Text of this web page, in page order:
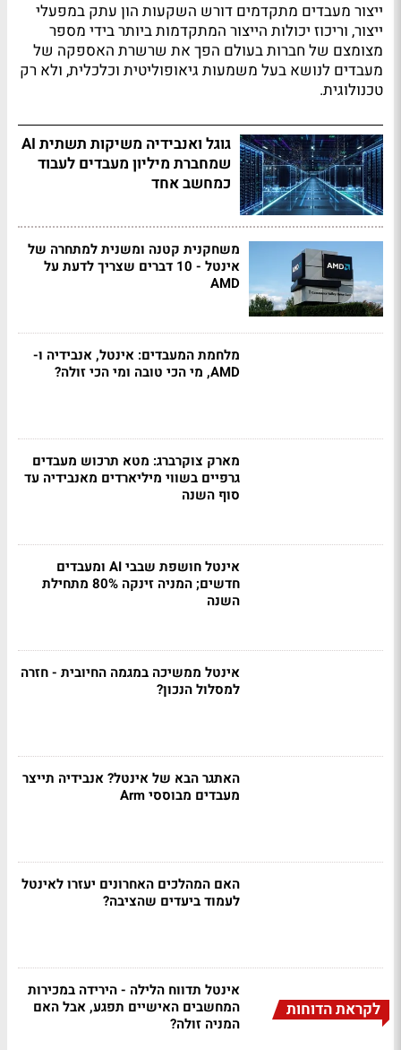
ייצור מעבדים מתקדמים דורש השקעות הון עתק במפעלי
ייצור, וריכוז יכולות הייצור המתקדמות ביותר בידי מספר
מצומצם של חברות בעולם הפך את שרשרת האספקה של
מעבדים לנושא בעל משמעות גיאופוליטית וכלכלית, ולא רק
טכנולוגית.
גוגל ואנבידיה משיקות תשתית AI
שמחברת מיליון מעבדים לעבוד
כמחשב אחד
משחקנית קטנה ומשנית למתחרה של
אינטל - 10 דברים שצריך לדעת על
AMD
מלחמת המעבדים: אינטל, אנבידיה ו-
AMD, מי הכי טובה ומי הכי זולה?
מארק צוקרברג: מטא תרכוש מעבדים
גרפיים בשווי מיליארדים מאנבידיה עד
סוף השנה
אינטל חושפת שבבי AI ומעבדים
חדשים; המניה זינקה 80% מתחילת
השנה
אינטל ממשיכה במגמה החיובית - חזרה
למסלול הנכון?
האתגר הבא של אינטל? אנבידיה תייצר
מעבדים מבוססי Arm
האם המהלכים האחרונים יעזרו לאינטל
לעמוד ביעדים שהציבה?
לקראת הדוחות
אינטל תדווח הלילה - הירידה במכירות
המחשבים האישיים תפגע, אבל האם
המניה זולה?